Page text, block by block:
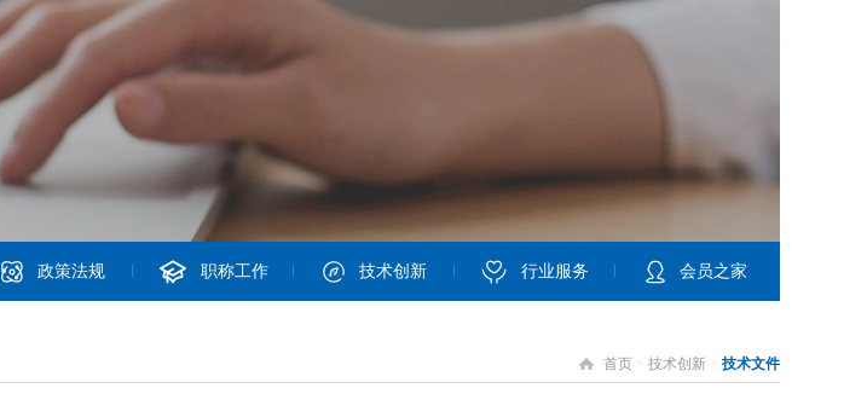
政策法规 职称工作 技术创新 行业服务 会员之家
首页 > 技术创新 > 技术文件